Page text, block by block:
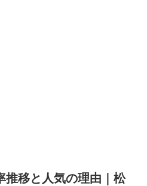
推移と人気の理由｜松